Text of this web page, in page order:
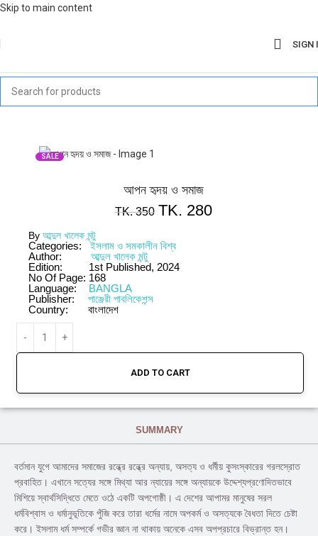
Skip to main content
SIGN
SALE
আপন হৃদয় ও সমাজ
TK.350 TK. 280
By আব্দুল খালেক মন্টু
Categories:
ইসলাম ও সমকালীন বিশ্ব
Author:
আব্দুল খালেক মন্টু
Edition:
1st Published, 2024
No Of Page: 168
Language:
BANGLA
Publisher:
পাঞ্জেরী পাবলিকেশন্স
Country:
বাংলাদেশ
ADD TO CART
SUMMARY
বর্তমান যুগে আমাদের সমাজের রন্ধ্রে রন্ধ্রে অন্যায়, অসত্য ও ধর্মীয় কুসংস্কারের গরলস্রোত
প্রবাহিত। এখানে সত্যের সঙ্গে মিথ্যা আর ন্যায়ের সঙ্গে অন্যায়কে উদ্দেশ্যপ্রণোদিতভাবে
মিশিয়ে স্বার্থসিদ্ধিতে মেতে ওঠে একটি অপগোষ্ঠী। এ দেশের আপামর মানুষের সরল
ধর্মবিশ্বাস ও ধর্মানুভূতিকে পুঁজি করে তারা ধর্মের নামে অপকর্ম ও অসত্যকে বৈধতা দিতে চেষ্টা
করে। ইসলাম ধর্ম সম্পর্কে গভীর জ্ঞান না থাকায় অনেকে এসব অপপ্রচারে বিভ্রান্ত হন।